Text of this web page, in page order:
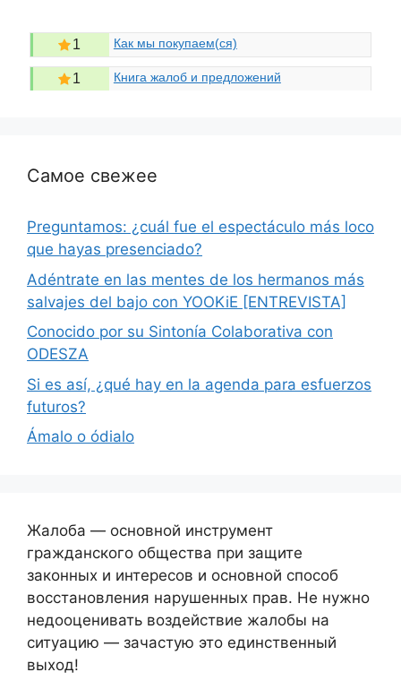
1 Как мы покупаем(ся)
1 Книга жалоб и предложений
Самое свежее
Preguntamos: ¿cuál fue el espectáculo más loco
que hayas presenciado?
Adéntrate en las mentes de los hermanos más
salvajes del bajo con YOOKiE [ENTREVISTA]
Conocido por su Sintonía Colaborativa con
ODESZA
Si es así, ¿qué hay en la agenda para esfuerzos
futuros?
Ámalo o ódialo
Жалоба — основной инструмент
гражданского общества при защите
законных и интересов и основной способ
восстановления нарушенных прав. Не нужно
недооценивать воздействие жалобы на
ситуацию — зачастую это единственный
выход!